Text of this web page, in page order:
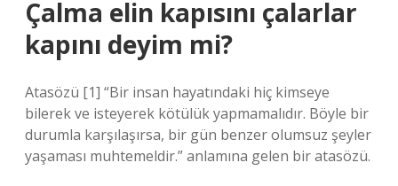
Çalma elin kapısını çalarlar
kapını deyim mi?
Atasözü [1] “Bir insan hayatındaki hiç kimseye
bilerek ve isteyerek kötülük yapmamalıdır. Böyle bir
durumla karşılaşırsa, bir gün benzer olumsuz şeyler
yaşaması muhtemeldir.” anlamına gelen bir atasözü.